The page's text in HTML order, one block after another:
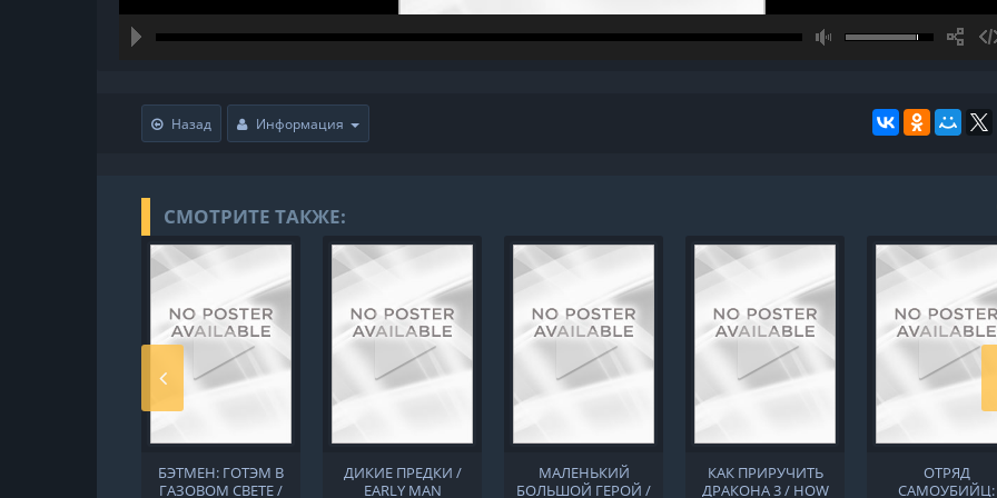
Назад Информация
СМОТРИТЕ ТАКЖЕ:
БЭТМЕН: ГОТЭМ В
ГАЗОВОМ СВЕТЕ /
ДИКИЕ ПРЕДКИ /
EARLY MAN
МАЛЕНЬКИЙ
БОЛЬШОЙ ГЕРОЙ /
КАК ПРИРУЧИТЬ
ДРАКОНА 3 / HOW
ОТРЯД
САМОУБИЙЦ: